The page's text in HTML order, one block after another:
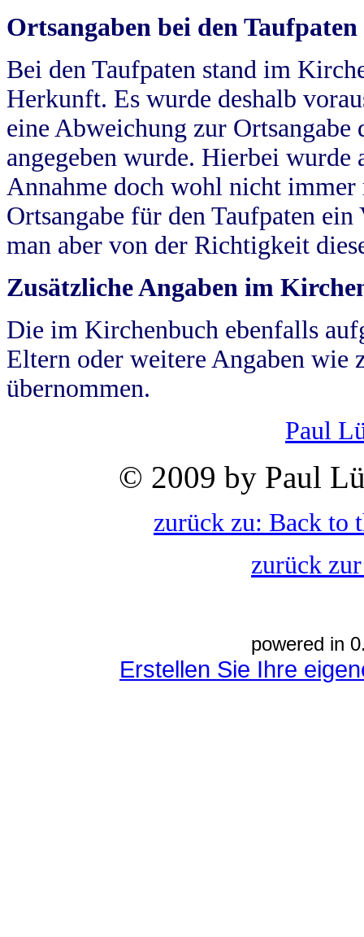
Ortsangaben bei den Taufpaten
Bei den Taufpaten stand im
Herkunft. Es wurde deshalb
eine Abweichung zur
angegeben wurde. Hierbei wurde
Annahme doch wohl nicht
Ortsangabe für den Taufpaten
man aber von der Richtigkeit
Zusätzliche Angaben im
Die im Kirchenbuch ebenfalls
Eltern oder weitere Angaben wie
übernommen.
Paul
© 2009 by Paul
zurück zu: Back to
zurück
powered in
Erstellen Sie Ihre